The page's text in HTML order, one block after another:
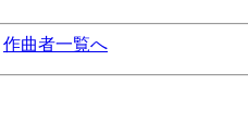
作曲者一覧へ